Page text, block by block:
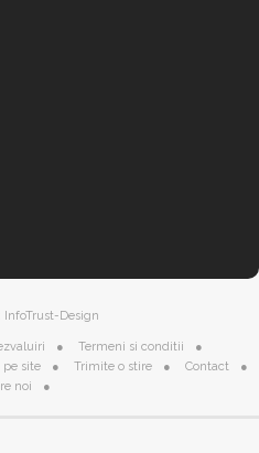
InfoTrust-Design
Termeni si conditii
pe site Trimite o stire
Contact
noi